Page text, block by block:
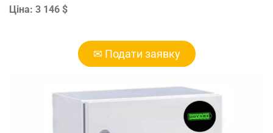
Ціна: 3 146 $
✉ Подати заявку